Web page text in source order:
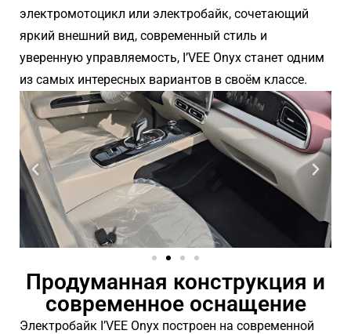
электромотоцикл или электробайк, сочетающий
яркий внешний вид, современный стиль и
уверенную управляемость, I’VEE Onyx станет одним
из самых интересных вариантов в своём классе.
Продуманная конструкция и
современное оснащение
Электробайк I’VEE Onyx построен на современной